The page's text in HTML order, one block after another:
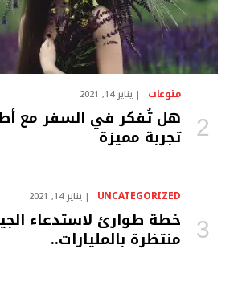
منوعات يناير 14, 2021
هل تُفكر في السفر مع
تجربة مميزة
UNCATEGORIZED يناير 14, 2021
خطة طوارئ لاستدعاء
منتظرة بالمليارات..